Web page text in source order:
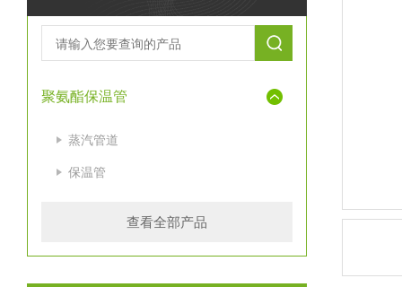
聚氨酯保温管
蒸汽管道
保温管
查看全部产品